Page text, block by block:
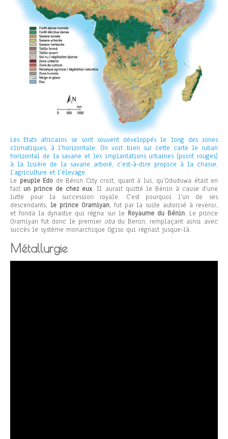
Les Etats africains se sont souvent développés le long des zones
climatiques, à l’horizontale. On voit bien sur cette carte le ruban
horizontal de la savane et les implantations urbaines (point rouges)
à la lisière de la savane arboré, c’est-à-dire propice à la chasse,
l’agriculture et l’élevage.
Le peuple Edo de Bénin City croit, quant à lui, qu’Oduduwa était en
fait un prince de chez eux. Il aurait quitté le Bénin à cause d’une
lutte pour la succession royale. C’est pourquoi l’un de ses
descendants, le prince Oramiyan, fut par la suite autorisé à revenir,
et fonda la dynastie qui régna sur le Royaume du Bénin. Le prince
Oramiyan fut donc le premier obadu Benin, remplaçant ainsi avec
succès le système monarchique Ogiso qui régnait jusque-là.
Métallurgie